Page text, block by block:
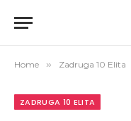
Home » Zadruga 10 Elita
ZADRUGA 10 ELITA